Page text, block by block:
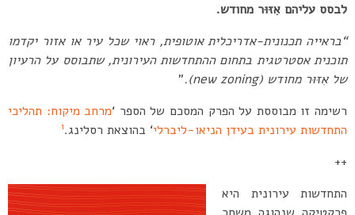
לבסס עליהם אִזּוּר מחודש.
“בראייה תכנונית-אדריכלית אוטופית, ראוי שכל עיר או אזור יקדמו
תוכנית אסטרטגית בתחום ההתחדשות העירונית, שתבוסס על הרעיון
של אִזּוּר מחודש (new zoning).
”
רשימה זו מבוססת על הפרק המסכם של הספר ‘מרחב מיקוח: תהליכי
התחדשות עירונית בעידן הניאו-ליברלי‘ בהוצאת רסלינג.1
++
התחדשות עירונית היא